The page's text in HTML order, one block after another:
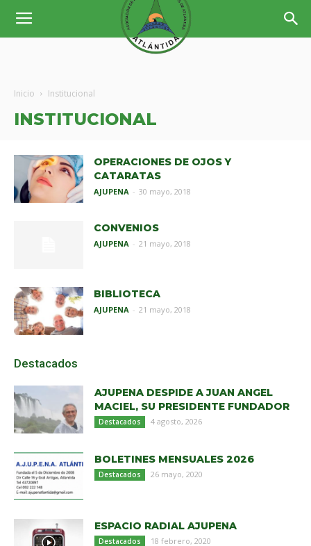
Inicio Institucional
INSTITUCIONAL
OPERACIONES DE OJOS Y
CATARATAS
AJUPENA - 30 mayo, 2018
CONVENIOS
AJUPENA - 21 mayo, 2018
BIBLIOTECA
AJUPENA - 21 mayo, 2018
Destacados
AJUPENA DESPIDE A JUAN ANGEL
MACIEL, SU PRESIDENTE FUNDADOR
Destacados 4 agosto, 2026
BOLETINES MENSUALES 2026
Destacados 26 mayo, 2020
ESPACIO RADIAL AJUPENA
Destacados 18 febrero, 2020